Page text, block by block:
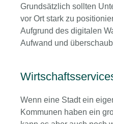
Grundsätzlich sollten
vor Ort stark zu
Aufgrund des digitalen
Aufwand und
Wenn eine Stadt ein
Kommunen haben ein